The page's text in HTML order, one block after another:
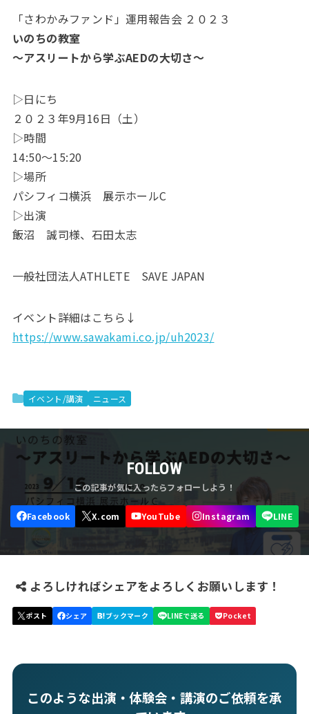
「さわかみファンド」運用報告会 ２０２３
いのちの教室
〜アスリートから学ぶAEDの大切さ〜
▷日にち
２０２３年9月16日（土）
▷時間
14:50〜15:20
▷場所
パシフィコ横浜 展示ホールC
▷出演
飯沼 誠司様、石田太志
一般社団法人ATHLETE SAVE JAPAN
イベント詳細はこちら↓
https://www.sawakami.co.jp/uh2023/
イベント/講演 ニュース
FOLLOW
よろしければシェアをよろしくお願いします！
このような出演・体験会・講演のご依頼を承